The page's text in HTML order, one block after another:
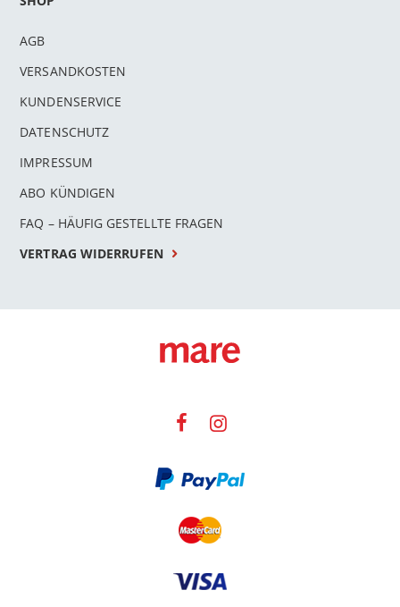
AGB
VERSANDKOSTEN
KUNDENSERVICE
DATENSCHUTZ
IMPRESSUM
ABO KÜNDIGEN
FAQ – HÄUFIG GESTELLTE FRAGEN
VERTRAG WIDERRUFEN